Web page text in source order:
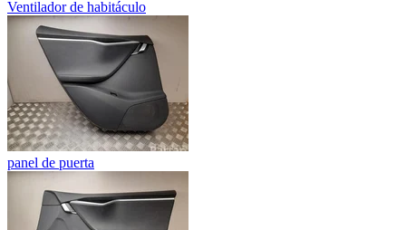
Ventilador de habitáculo
panel de puerta